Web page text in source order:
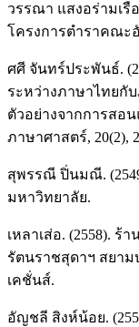
วรรณา แสงอร่ามเรื
โครงการตำราคณะ
ศศี จันทร์ประพันธ์.
ระหว่างภาษาไทยกั
ตัวอย่างจากการสอ
ภาษาศาสตร์, 20(2),
สุพรรณี ปิ่นมณี.
มหาวิทยาลัย.
เหลาเส่อ. (2558). ร้
รัตนราชสุดาฯ สยา
เคชั่นส์.
อัญชลี สิงห์น้อย.